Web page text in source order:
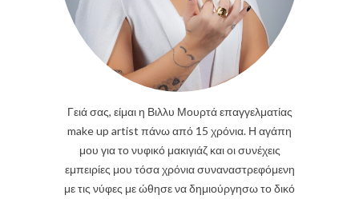
Γειά σας, είμαι η Βιλλυ Μουρτά επαγγελματίας
make up artist πάνω από 15 χρόνια. Η αγάπη
μου για το νυφικό μακιγιάζ και οι συνέχεις
εμπειρίες μου τόσα χρόνια συναναστρεφόμενη
με τις νύφες με ώθησε να δημιούργησω το δικό